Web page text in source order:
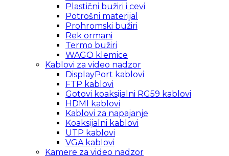
Plastični bužiri i cevi
Potrošni materijal
Prohromski bužiri
Rek ormani
Termo bužiri
WAGO klemice
Kablovi za video nadzor
DisplayPort kablovi
FTP kablovi
Gotovi koaksijalni RG59 kablovi
HDMI kablovi
Kablovi za napajanje
Koaksijalni kablovi
UTP kablovi
VGA kablovi
Kamere za video nadzor